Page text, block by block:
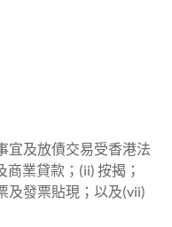
宜及放債交易受香港法
業貸款；(ii) 按揭；
及發票貼現；以及(vii)